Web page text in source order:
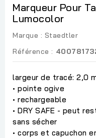
Marqueur Pour
Lumocolor
Marque : Staedtler
Référence :
largeur de tracé: 2,0
• pointe ogive
• rechargeable
• DRY SAFE - peut
sans sécher
• corps et capuchon